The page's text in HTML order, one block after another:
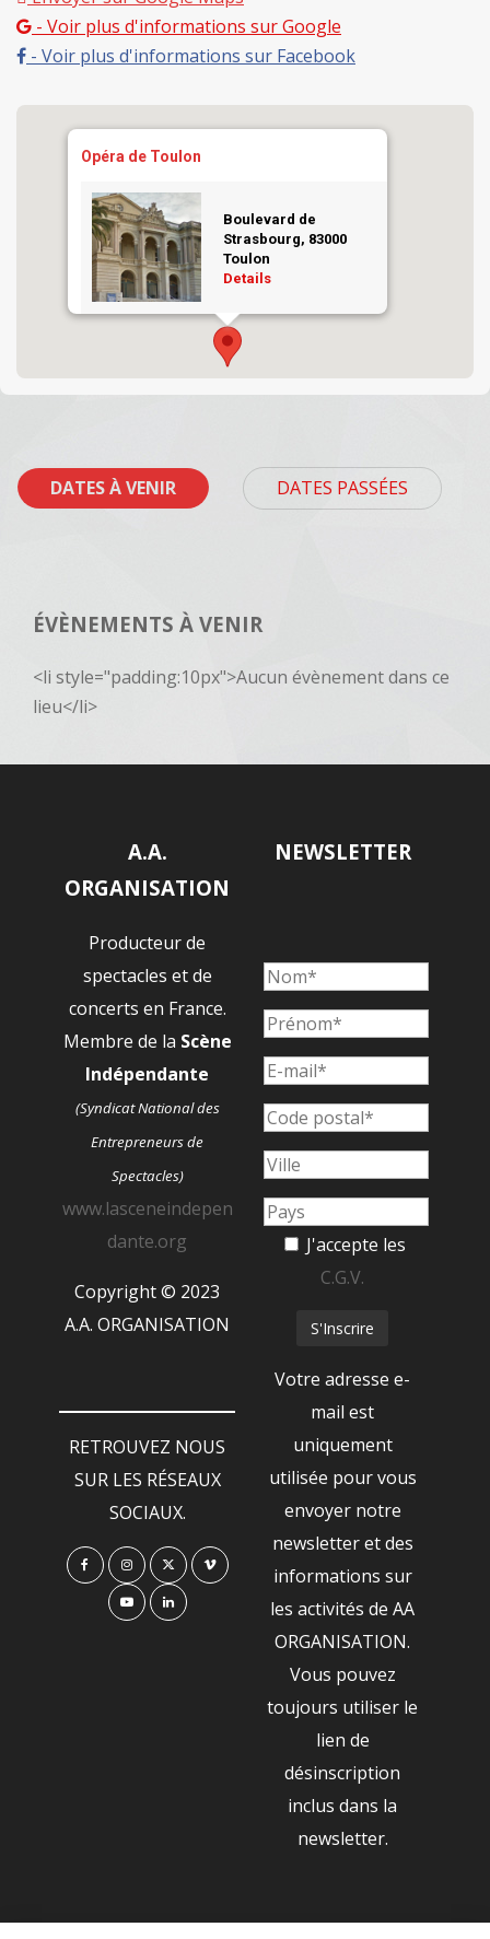
- Voir plus d'informations sur Google
- Voir plus d'informations sur Facebook
Opéra de Toulon
Boulevard de
Strasbourg, 83000
Toulon
Details
DATES À VENIR DATES PASSÉES
ÉVÈNEMENTS À VENIR
<li style="padding:10px">Aucun évènement dans ce
lieu</li>
A.A.
ORGANISATION
Producteur de
spectacles et de
concerts en France.
Membre de la Scène
Indépendante
(Syndicat National des
Entrepreneurs de
Spectacles)
www.lasceneindepen
dante.org
Copyright © 2023
A.A. ORGANISATION
RETROUVEZ NOUS
SUR LES RÉSEAUX
SOCIAUX.
NEWSLETTER
J'accepte les
C.G.V.
Votre adresse e-
mail est
uniquement
utilisée pour vous
envoyer notre
newsletter et des
informations sur
les activités de AA
ORGANISATION.
Vous pouvez
toujours utiliser le
lien de
désinscription
inclus dans la
newsletter.
NOS PARTENAIRES